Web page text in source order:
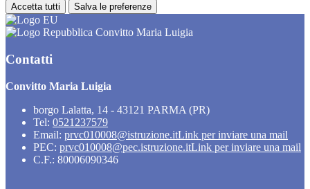
Accetta tutti Salva le preferenze
Convitto Maria Luigia
Contatti
Convitto Maria Luigia
borgo Lalatta, 14 - 43121 PARMA (PR)
Tel: 0521237579
Email: prvc010008@istruzione.itLink per inviare una mail
PEC: prvc010008@pec.istruzione.itLink per inviare una mail
C.F.: 80006090346